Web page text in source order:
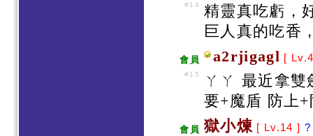
#14
精靈真吃虧，
巨人真的吃香
會員 a2rjigagl [
#15
ㄚㄚ 最近拿
要+魔盾 防上+
會員 獄小煉 [ Lv.14 ] ?